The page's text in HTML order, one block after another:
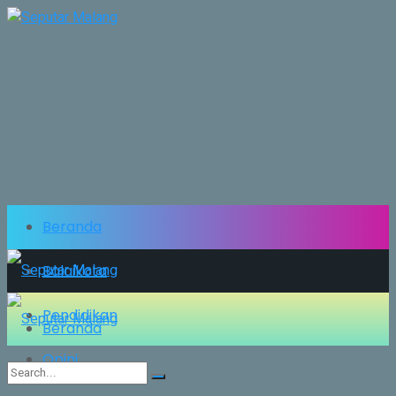
Beranda
Balaikota
Pendidikan
Opini
Beranda
Balaikota